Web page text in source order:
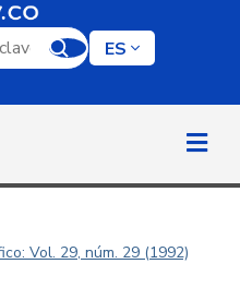
palabra clave
ES
Vol. 29, núm. 29 (1992)